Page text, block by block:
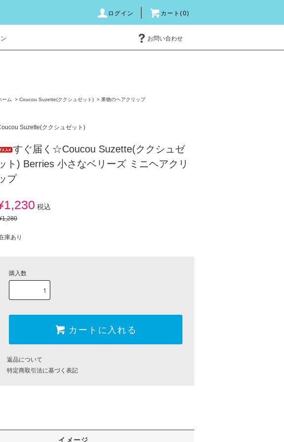
ログイン カート(0)
お問い合わせ
ーム > Coucou Suzette(ククシュゼット) > 果物のヘアクリップ
Suzette(ククシュゼット)
すぐ届く☆Coucou Suzette(ククシュゼ
ト) Berries 小さなベリーズ ミニヘアクリ
プ
税込
庫あり
購入数
カートに入れる
返品について
特定商取引法に基づく表記
イメージ